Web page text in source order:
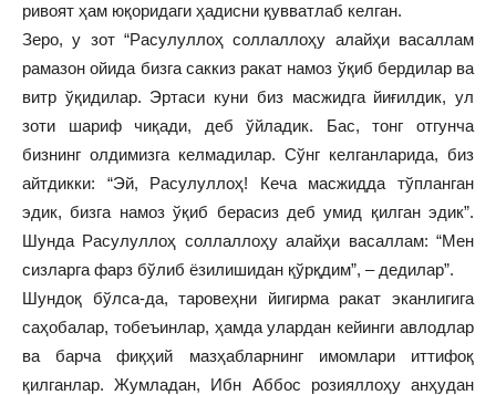
ривоят ҳам юқоридаги ҳадисни қувватлаб келган.
Зеро, у зот “Расулуллоҳ соллаллоҳу алайҳи васаллам
рамазон ойида бизга саккиз ракат намоз ўқиб бердилар ва
витр ўқидилар. Эртаси куни биз масжидга йиғилдик, ул
зоти шариф чиқади, деб ўйладик. Бас, тонг отгунча
бизнинг олдимизга келмадилар. Сўнг келганларида, биз
айтдикки: “Эй, Расулуллоҳ! Кеча масжидда тўпланган
эдик, бизга намоз ўқиб берасиз деб умид қилган эдик”.
Шунда Расулуллоҳ соллаллоҳу алайҳи васаллам: “Мен
сизларга фарз бўлиб ёзилишидан қўрқдим”, – дедилар”.
Шундоқ бўлса-да, таровеҳни йигирма ракат эканлигига
саҳобалар, тобеъинлар, ҳамда улардан кейинги авлодлар
ва барча фиқҳий мазҳабларнинг имомлари иттифоқ
қилганлар. Жумладан, Ибн Аббос розияллоҳу анҳудан